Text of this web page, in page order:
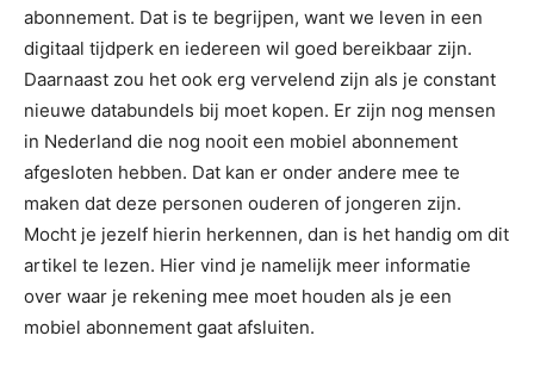
abonnement. Dat is te begrijpen, want we leven in een
digitaal tijdperk en iedereen wil goed bereikbaar zijn.
Daarnaast zou het ook erg vervelend zijn als je constant
nieuwe databundels bij moet kopen. Er zijn nog mensen
in Nederland die nog nooit een mobiel abonnement
afgesloten hebben. Dat kan er onder andere mee te
maken dat deze personen ouderen of jongeren zijn.
Mocht je jezelf hierin herkennen, dan is het handig om dit
artikel te lezen. Hier vind je namelijk meer informatie
over waar je rekening mee moet houden als je een
mobiel abonnement gaat afsluiten.